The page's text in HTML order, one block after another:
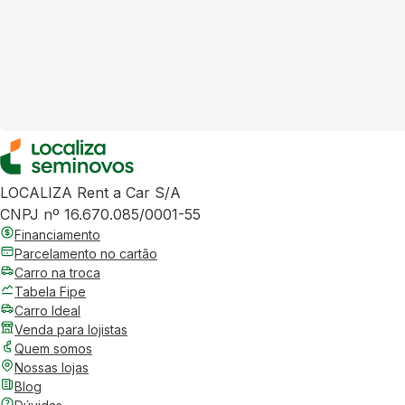
LOCALIZA Rent a Car S/A
CNPJ nº 16.670.085/0001-55
Financiamento
Parcelamento no cartão
Carro na troca
Tabela Fipe
Carro Ideal
Venda para lojistas
Quem somos
Nossas lojas
Blog